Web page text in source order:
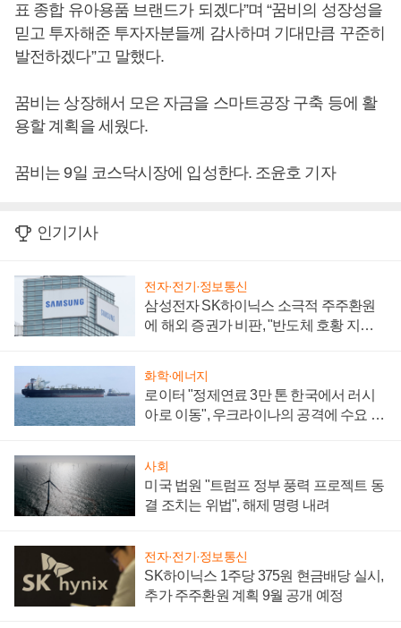
표 종합 유아용품 브랜드가 되겠다”며 “꿈비의 성장성을
믿고 투자해준 투자자분들께 감사하며 기대만큼 꾸준히
발전하겠다”고 말했다.
꿈비는 상장해서 모은 자금을 스마트공장 구축 등에 활
용할 계획을 세웠다.
꿈비는 9일 코스닥시장에 입성한다. 조윤호 기자
인기기사
전자·전기·정보통신
삼성전자 SK하이닉스 소극적 주주환원
에 해외 증권가 비판, "반도체 호황 지속
화학·에너지
로이터 "정제연료 3만 톤 한국에서 러시
아로 이동", 우크라이나의 공격에 수요 늘
사회
미국 법원 "트럼프 정부 풍력 프로젝트 동
결 조치는 위법", 해제 명령 내려
전자·전기·정보통신
SK하이닉스 1주당 375원 현금배당 실시,
추가 주주환원 계획 9월 공개 예정